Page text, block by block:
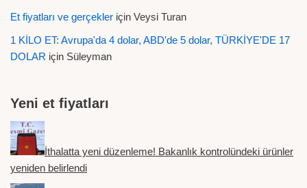
Et fiyatları ve gerçekler için Veysi Turan
1 KİLO ET: Avrupa'da 4 dolar, ABD'de 5 dolar, TÜRKİYE'DE 17
DOLAR için Süleyman
Yeni et fiyatları
İthalatta yeni düzenleme! Bakanlık kontrolündeki ürünler
yeniden belirlendi